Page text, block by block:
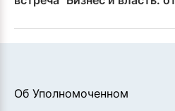
Об Уполномоченном